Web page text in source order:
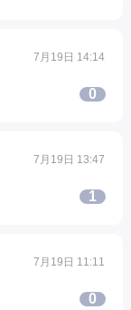
7月19日 14:14
0
7月19日 13:47
1
7月19日 11:11
0